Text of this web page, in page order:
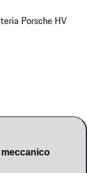
Porsche HV